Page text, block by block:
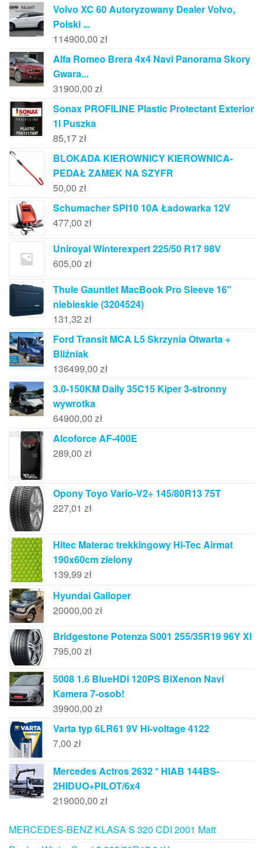
Volvo XC 60 Autoryzowany Dealer Volvo,
Polski ...
114900,00 zł
Alfa Romeo Brera 4x4 Navi Panorama Skory
Gwara...
31900,00 zł
Sonax PROFILINE Plastic Protectant Exterior
1l Puszka
85,17zł
BLOKADA KIEROWNICY KIEROWNICA-
PEDAŁ ZAMEK NA SZYFR
50,00 zł
Schumacher SPI10 10A Ładowarka 12V
477,00 zł
Uniroyal Winterexpert 225/50 R17 98V
605,00 zł
Thule Gauntlet MacBook Pro Sleeve 16"
niebieskie (3204524)
131,32 zł
Ford Transit MCA L5 Skrzynia Otwarta +
Bliźniak
136499,00 zł
3.0-150KM Daily 35C15 Kiper 3-stronny
wywrotka
64900,00 zł
Alcoforce AF-400E
289,00 zł
Opony Toyo Vario-V2+ 145/80R13 75T
227,01 zł
Hitec Materac trekkingowy Hi-Tec Airmat
190x60cm zielony
139,99 zł
Hyundai Galloper
20000,00 zł
Bridgestone Potenza S001 255/35R19 96Y Xl
795,00 zł
5008 1.6 BlueHDi 120PS BiXenon Navi
Kamera 7-osob!
39900,00 zł
Varta typ 6LR61 9V Hi-voltage 4122
7,00 zł
Mercedes Actros 2632 * HIAB 144BS-
2HIDUO+PILOT/6x4
219000,00 zł
MERCEDES-BENZ KLASA S 320 CDI 2001 Matt